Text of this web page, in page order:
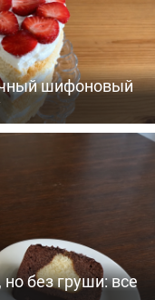
шифоновый
без груши: все